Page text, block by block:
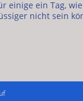
einige ein Tag,
nicht sein